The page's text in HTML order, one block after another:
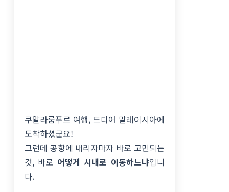
쿠알라룸푸르 여행, 드디어 말레이시아에
도착하셨군요!
그런데 공항에 내리자마자 바로 고민되는
것, 바로 어떻게 시내로 이동하느냐입니
다.